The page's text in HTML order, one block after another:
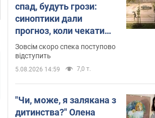
спад, будуть грози:
синоптики дали
прогноз, коли чекати
зміни погоди
Зовсім скоро спека поступово
відступить
5.08.2026 14:59 7,0 т.
"Чи, може, я залякана з
дитинства?" Олена